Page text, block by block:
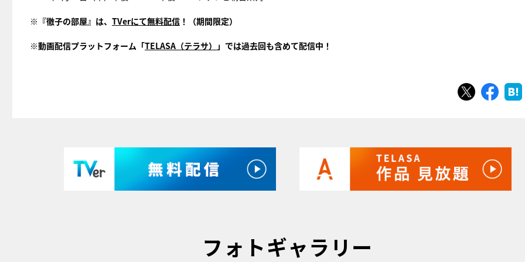
※『徹子の部屋』は、 TVerにて無料配信 ！（期間限定）
※動画配信プラットフォーム「TELASA（テラサ） 」では過去回も含めて配信中！
ツイートシェア
フォトギャラリー